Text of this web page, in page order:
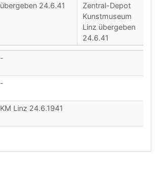
übergeben 24.6.41
Zentral-Depot
Kunstmuseum
Linz übergeben
24.6.41
-
-
KM Linz 24.6.1941